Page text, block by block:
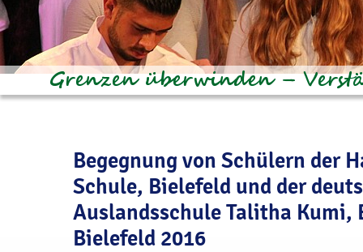
Begegnung von Schülern der
Schule, Bielefeld und der
Auslandsschule Talitha Kumi,
Bielefeld 2016